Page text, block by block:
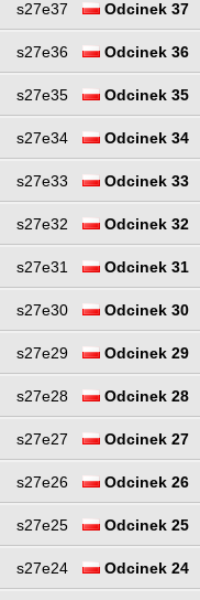
s27e37 Odcinek 37
s27e36 Odcinek 36
s27e35 Odcinek 35
s27e34 Odcinek 34
s27e33 Odcinek 33
s27e32 Odcinek 32
s27e31 Odcinek 31
s27e30 Odcinek 30
s27e29 Odcinek 29
s27e28 Odcinek 28
s27e27 Odcinek 27
s27e26 Odcinek 26
s27e25 Odcinek 25
s27e24 Odcinek 24